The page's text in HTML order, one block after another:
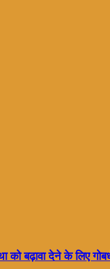
बढ़ावा देने के लिए